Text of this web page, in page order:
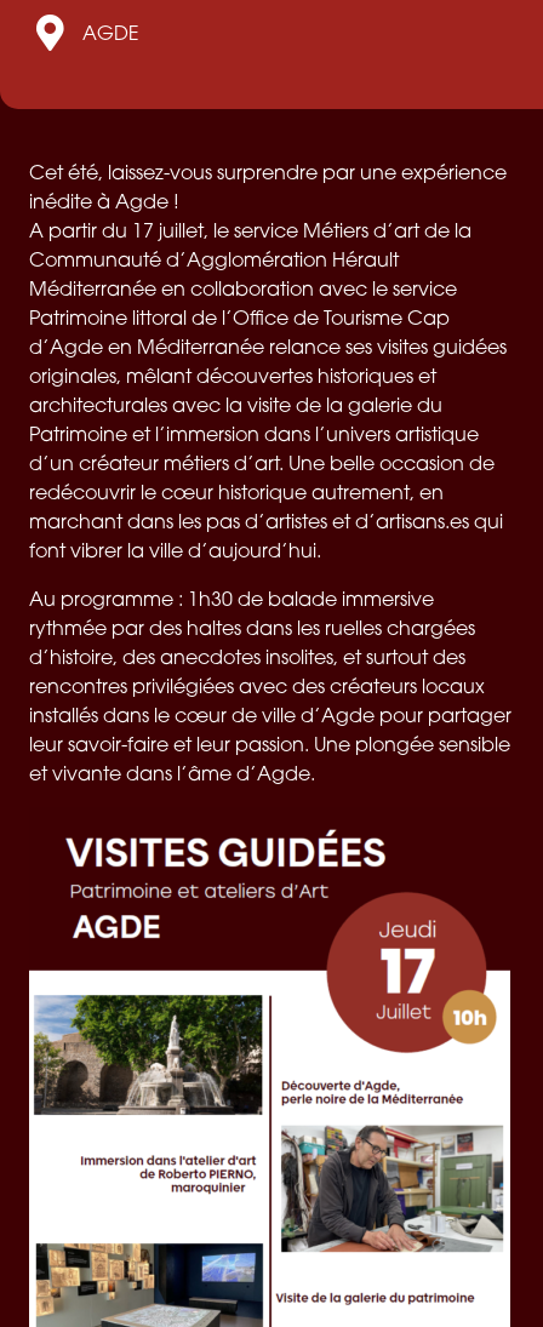
AGDE
Cet été, laissez-vous surprendre par une expérience
inédite à Agde !
A partir du 17 juillet, le service Métiers d’art de la
Communauté d’Agglomération Hérault
Méditerranée en collaboration avec le service
Patrimoine littoral de l’Office de Tourisme Cap
d’Agde en Méditerranée relance ses visites guidées
originales, mêlant découvertes historiques et
architecturales avec la visite de la galerie du
Patrimoine et l’immersion dans l’univers artistique
d’un créateur métiers d’art. Une belle occasion de
redécouvrir le cœur historique autrement, en
marchant dans les pas d’artistes et d’artisans.es qui
font vibrer la ville d’aujourd’hui.
Au programme : 1h30 de balade immersive
rythmée par des haltes dans les ruelles chargées
d’histoire, des anecdotes insolites, et surtout des
rencontres privilégiées avec des créateurs locaux
installés dans le cœur de ville d’Agde pour partager
leur savoir-faire et leur passion. Une plongée sensible
et vivante dans l’âme d’Agde.